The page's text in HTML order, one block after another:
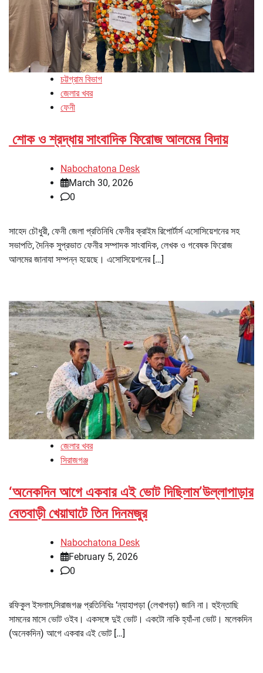
চট্টগ্রাম বিভাগ
জেলার খবর
ফেনী
শোক ও শ্রদ্ধায় সাংবাদিক ফিরোজ আলমের বিদায়
Nabochatona Desk
March 30, 2026
0
সাহেদ চৌধুরী, ফেনী জেলা প্রতিনিধি ফেনীর ক্রাইম রিপোর্টার্স এসোসিয়েশনের সহ
সভাপতি, দৈনিক সুপ্রভাত ফেনীর সম্পাদক সাংবাদিক, লেখক ও গবেষক ফিরোজ
আলমের জানাযা সম্পন্ন হয়েছে। এসোসিয়েশনের […]
জেলার খবর
সিরাজগঞ্জ
‘অনেকদিন আগে একবার এই ভোট দিছিলাম’উল্লাপাড়ার
বেতবাড়ী খেয়াঘাটে তিন দিনমজুর
Nabochatona Desk
February 5, 2026
0
রফিকুল ইসলাম,সিরাজগঞ্জ প্রতিনিধিঃ ‘ন্যাহাপড়া (লেখাপড়া) জানি না। হুইন্তাছি
সামনের মাসে ভোট ওইব। একসঙ্গে দুই ভোট। একটো নাকি হ্যাঁ-না ভোট। মলেকদিন
(অনেকদিন) আগে একবার এই ভোট […]